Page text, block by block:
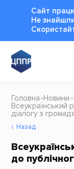
Сайт
Не
Головна Новини
Всеукраїнський
діалогу з
Назад
до